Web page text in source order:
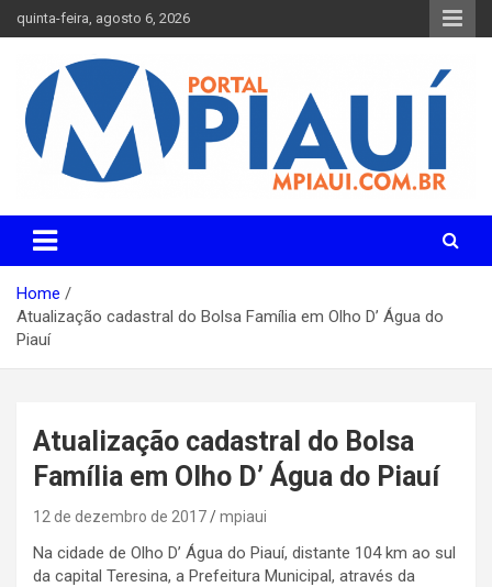
to
quinta-feira, agosto 6, 2026
Portal MPiauí
Parnaíba
Home
Atualização cadastral do Bolsa Família em Olho D’ Água do
Piauí
Atualização cadastral do Bolsa
Família em Olho D’ Água do Piauí
12 de dezembro de 2017 mpiaui
Na cidade de Olho D’ Água do Piauí, distante 104 km ao sul
da capital Teresina, a Prefeitura Municipal, através da